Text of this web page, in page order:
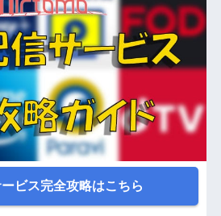
ビス完全攻略はこちら